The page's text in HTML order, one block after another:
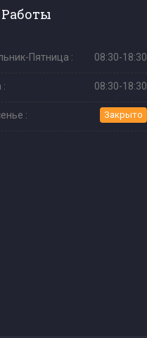
Пятница : 08:30-18:30
: 08:30-18:30
: Закрыто